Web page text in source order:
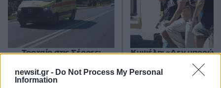
newsit.gr - Do Not Process My Personal
Information
Τροχαίο στις Σέρρες:
σκοτώθηκαν όταν το
αυτοκίνητό τους
Κυψέλη: «Δεν μπορώ
το ζευγάρι
που φιλοξενούσε